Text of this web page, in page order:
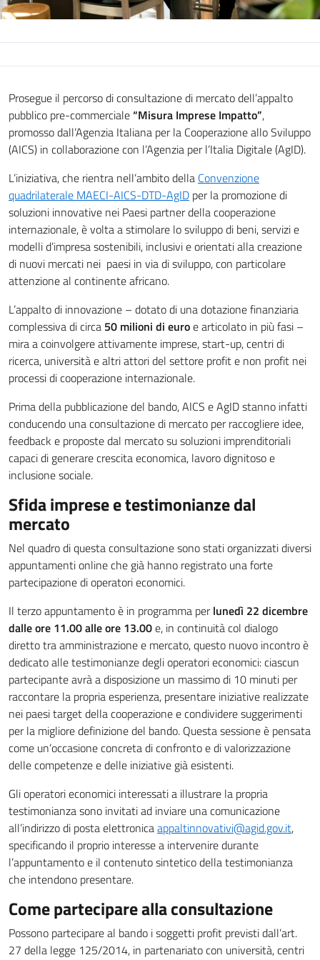
Prosegue il percorso di consultazione di mercato dell’appalto
pubblico pre-commerciale“Misura Imprese Impatto”,
promosso dall’Agenzia Italiana per la Cooperazione allo Sviluppo
(AICS) in collaborazione con l’Agenzia per l’Italia Digitale (AgID).
L’iniziativa, che rientra nell’ambito della Convenzione
quadrilaterale MAECI-AICS-DTD-AgID per la promozione di
soluzioni innovative nei Paesi partner della cooperazione
internazionale, è volta a stimolare lo sviluppo di beni, servizi e
modelli d’impresa sostenibili, inclusivi e orientati alla creazione
di nuovi mercati nei paesi in via di sviluppo, con particolare
attenzione al continente africano.
L’appalto di innovazione – dotato di una dotazione finanziaria
complessiva di circa 50 milioni di euroe articolato in più fasi –
mira a coinvolgere attivamente imprese, start-up, centri di
ricerca, università e altri attori del settore profit e non profit nei
processi di cooperazione internazionale.
Prima della pubblicazione del bando, AICS e AgID stanno infatti
conducendo una consultazione di mercato per raccogliere idee,
feedback e proposte dal mercato su soluzioni imprenditoriali
capaci di generare crescita economica, lavoro dignitoso e
inclusione sociale.
Sfida imprese e testimonianze dal
mercato
Nel quadro di questa consultazione sono stati organizzati diversi
appuntamenti online che già hanno registrato una forte
partecipazione di operatori economici.
Il terzo appuntamento è in programma perlunedì 22 dicembre
dalle ore 11.00 alle ore 13.00e, in continuità col dialogo
diretto tra amministrazione e mercato, questo nuovo incontro è
dedicato alle testimonianze degli operatori economici: ciascun
partecipante avrà a disposizione un massimo di 10 minuti per
raccontare la propria esperienza, presentare iniziative realizzate
nei paesi target della cooperazione e condividere suggerimenti
per la migliore definizione del bando. Questa sessione è pensata
come un’occasione concreta di confronto e di valorizzazione
delle competenze e delle iniziative giàesistenti.
Gli operatori economici interessati a illustrare la propria
testimonianza sono invitati ad inviare una comunicazione
all’indirizzo di posta elettronicaappaltinnovativi@agid.gov.it,
specificando il proprio interesse a intervenire durante
l’appuntamento e il contenuto sintetico della testimonianza
che intendono presentare.
Come partecipare alla consultazione
Possono partecipare al bando i soggetti profit previsti dall’art.
27 della legge 125/2014, in partenariato con università, centri